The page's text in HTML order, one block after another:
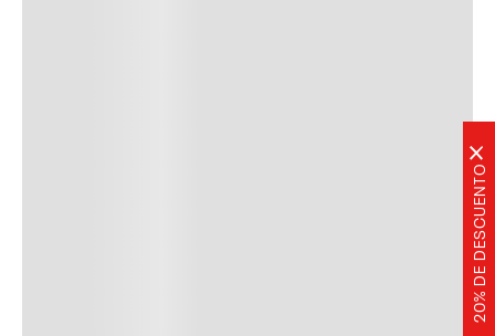
20% DE DESCUENTO
×